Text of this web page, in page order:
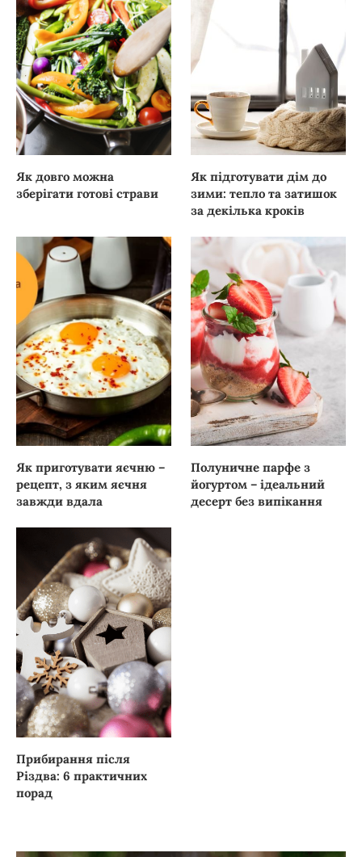
Як довго можна
зберігати готові страви
Як підготувати дім до
зими: тепло та затишок
за декілька кроків
Як приготувати яєчню –
рецепт, з яким яєчня
завжди вдала
Полуничне парфе з
йогуртом – ідеальний
десерт без випікання
Прибирання після
Різдва: 6 практичних
порад